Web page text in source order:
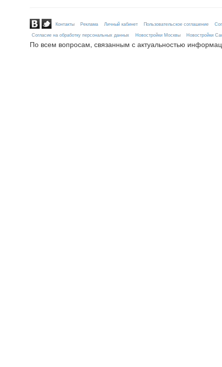
Контакты Реклама Личный кабинет Пользовательское соглашение
Согласие на обработку персональных данных
Новостройки Москвы Новостройки
По всем вопросам, связанным с актуальностью